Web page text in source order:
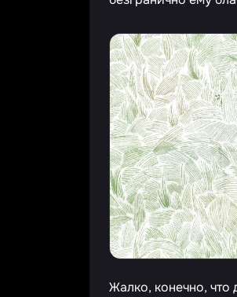
Жалко, конечно,